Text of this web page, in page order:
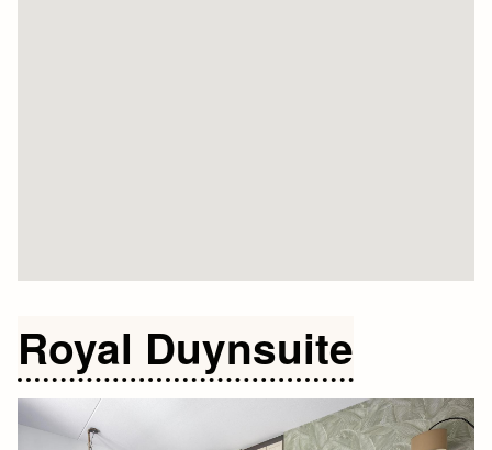
Royal Duynsuite